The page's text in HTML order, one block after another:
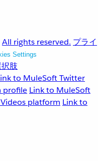
All rights reserved. プライ
Settings
肢
to MuleSoft Twitter
profile Link to MuleSoft
platform Link to